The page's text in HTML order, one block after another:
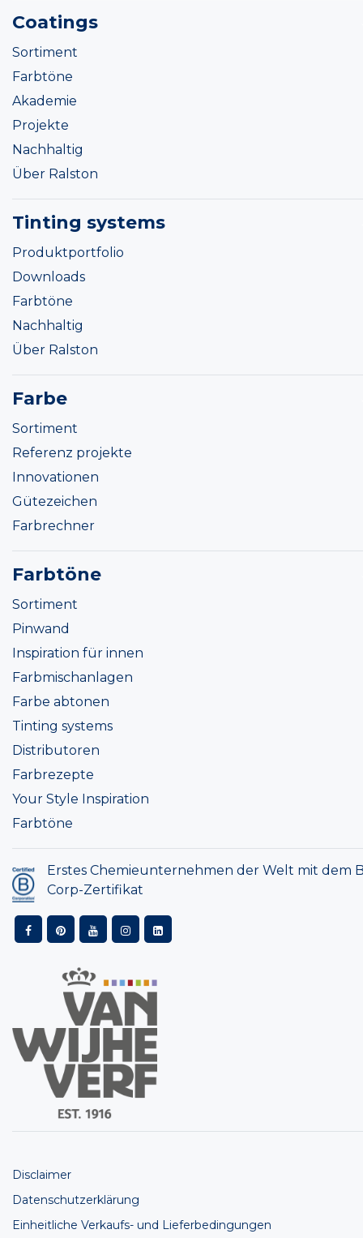
Coatings
Sortiment
Farbtöne
Akademie
Projekte
Nachhaltig
Über Ralston
Tinting systems
Produktportfolio
Downloads
Farbtöne
Nachhaltig
Über Ralston
Farbe
Sortiment
Referenz projekte
Innovationen
Gütezeichen
Farbrechner
Farbtöne
Sortiment
Pinwand
Inspiration für innen
Farbmischanlagen
Farbe abtonen
Tinting systems
Distributoren
Farbrezepte
Your Style Inspiration
Farbtöne
Erstes Chemieunternehmen der Welt mit dem
Corp-Zertifikat
Disclaimer
Datenschutzerklärung
Einheitliche Verkaufs- und Lieferbedingungen